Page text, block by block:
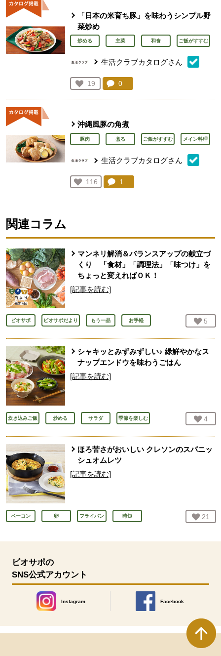
「日本の米育ち豚」を味わうシンプル野
菜炒め
炒める 主菜 和食 ご飯がすすむ
生活クラブカタログさん
お気に入り登録：
19
人が登録
コメント：
0
沖縄風豚の角煮
豚肉 煮る ご飯がすすむ メイン料理
生活クラブカタログさん
お気に入り登録：
116
人が登録
コメント：
1
関連コラム
マンネリ解消＆バランスアップの献立づ
くり 「食材」「調理法」「味つけ」を
ちょっと変えればＯＫ！
[記事を読む]
ビオサポ ビオサポだより もう一品 お手軽 お気
5
シャキッとみずみずしい♪ 緑鮮やかなス
ナップエンドウを味わうごはん
[記事を読む]
炊き込みご飯 炒める サラダ 季節を楽しむ お気
4
ほろ苦さがおいしい クレソンのスパニッ
シュオムレツ
[記事を読む]
ベーコン 卵 フライパン 時短 お気
21
ビオサポの
SNS公式アカウント
Instagram
別のウィンドウで開きます。
Facebook
別のウィンドウで開きます